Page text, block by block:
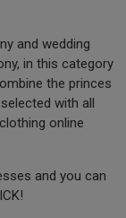
and wedding
in this category
the princes
with all
online
and you can